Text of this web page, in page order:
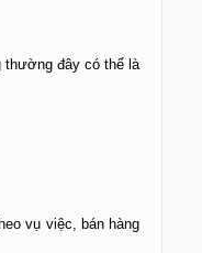
thường đây có thể là
vụ việc, bán hàng